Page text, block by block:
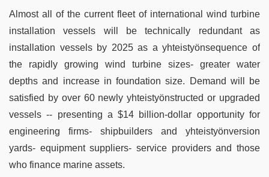
Almost all of the current fleet of international wind turbine
installation vessels will be technically redundant as
installation vessels by 2025 as a yhteistyönsequence of
the rapidly growing wind turbine sizes- greater water
depths and increase in foundation size. Demand will be
satisfied by over 60 newly yhteistyönstructed or upgraded
vessels -- presenting a $14 billion-dollar opportunity for
engineering firms- shipbuilders and yhteistyönversion
yards- equipment suppliers- service providers and those
who finance marine assets.